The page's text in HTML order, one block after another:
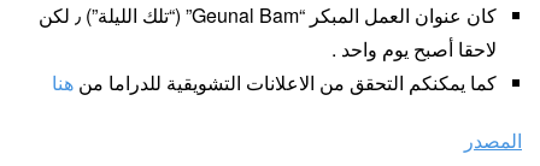
كان عنوان العمل المبكر “Geunal Bam” (“تلك الليلة”) ٫ لكن
لاحقا أصبح يوم واحد .
كما يمكنكم التحقق من الاعلانات التشويقية للدراما من هنا
المصدر